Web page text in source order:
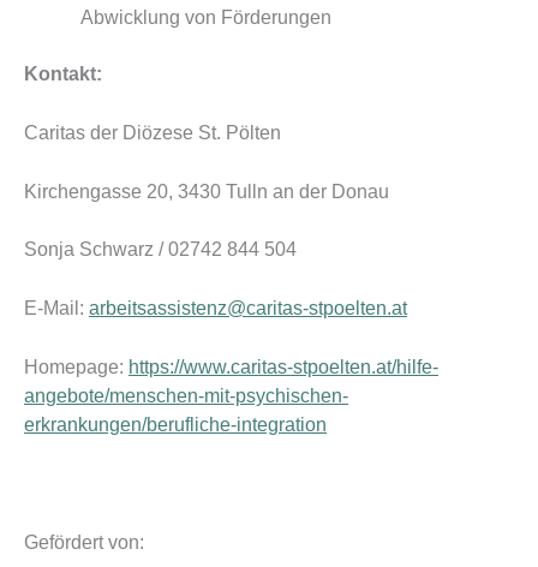
Abwicklung von Förderungen
Kontakt:
Caritas der Diözese St. Pölten
Kirchengasse 20, 3430 Tulln an der Donau
Sonja Schwarz / 02742 844 504
E-Mail: arbeitsassistenz@caritas-stpoelten.at
Homepage: https://www.caritas-stpoelten.at/hilfe-
angebote/menschen-mit-psychischen-
erkrankungen/berufliche-integration
Gefördert von: